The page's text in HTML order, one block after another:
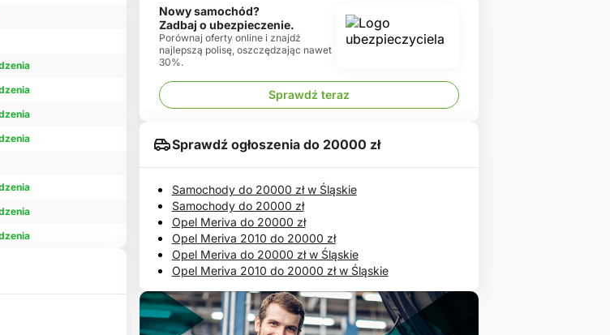
Nowy samochód?
Zadbaj o ubezpieczenie.
Porównaj oferty online i znajdź
najlepszą polisę, oszczędzając nawet
30%.
Sprawdź teraz
Sprawdź ogłoszenia do 20000 zł
Samochody do 20000 zł w Śląskie
Samochody do 20000 zł
Opel Meriva do 20000 zł
Opel Meriva 2010 do 20000 zł
Opel Meriva do 20000 zł w Śląskie
Opel Meriva 2010 do 20000 zł w Śląskie